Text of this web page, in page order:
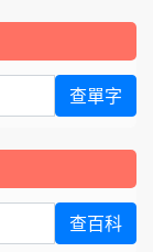
查單字
查百科